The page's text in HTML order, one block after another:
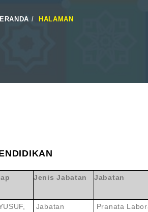
HALAMAN
Jenis Jabatan Jabatan
Jabatan
Pranata